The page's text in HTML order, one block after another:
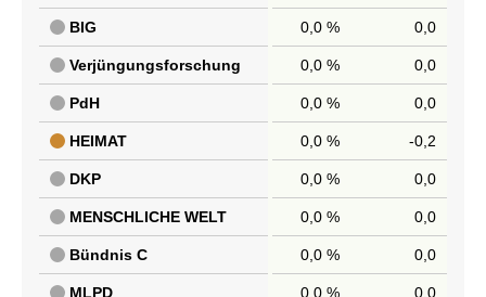
BIG 0,0 % 0,0
Verjüngungsforschung 0,0 % 0,0
PdH 0,0 % 0,0
HEIMAT 0,0 % -0,2
DKP 0,0 % 0,0
MENSCHLICHE WELT 0,0 % 0,0
Bündnis C 0,0 % 0,0
MLPD 0,0 % 0,0